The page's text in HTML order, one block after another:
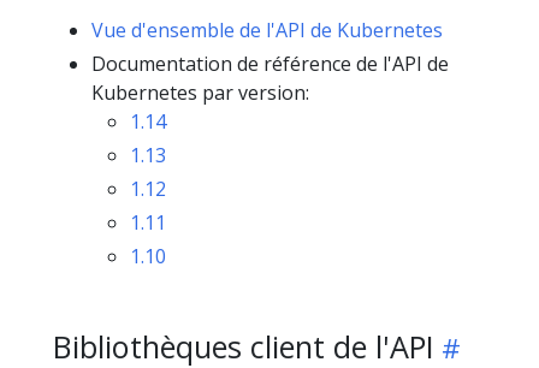
Vue d'ensemble de l'API de Kubernetes
Documentation de référence de l'API de
Kubernetes par version:
1.14
1.13
1.12
1.11
1.10
Bibliothèques client de l'API